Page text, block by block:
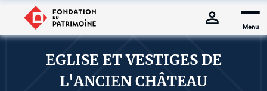
Menu
EGLISE ET VESTIGES DE
L'ANCIEN CHÂTEAU